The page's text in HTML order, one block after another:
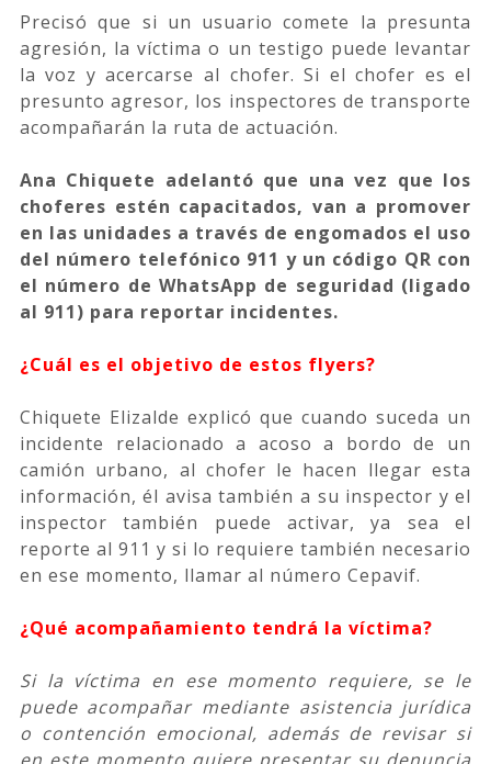
Precisó que si un usuario comete la presunta
agresión, la víctima o un testigo puede levantar
la voz y acercarse al chofer. Si el chofer es el
presunto agresor, los inspectores de transporte
acompañarán la ruta de actuación.
Ana Chiquete adelantó que una vez que los
choferes estén capacitados, van a promover
en las unidades a través de engomados el uso
del número telefónico 911 y un código QR con
el número de WhatsApp de seguridad (ligado
al 911) para reportar incidentes.
¿Cuál es el objetivo de estos flyers?
Chiquete Elizalde explicó que cuando suceda un
incidente relacionado a acoso a bordo de un
camión urbano, al chofer le hacen llegar esta
información, él avisa también a su inspector y el
inspector también puede activar, ya sea el
reporte al 911 y si lo requiere también necesario
en ese momento, llamar al número Cepavif.
¿Qué acompañamiento tendrá la víctima?
Si la víctima en ese momento requiere, se le
puede acompañar mediante asistencia jurídica
o contención emocional, además de revisar si